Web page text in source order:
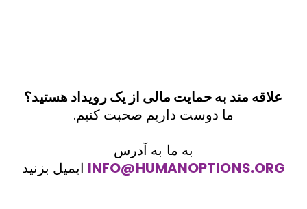
مالی از یک رویداد هستید؟
داریم صحبت کنیم.
ایمیل بزنید